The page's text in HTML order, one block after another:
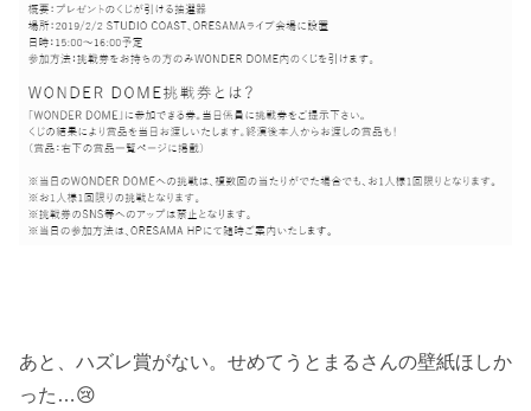
あと、ハズレ賞がない。せめてうとまるさんの壁紙ほしか
った…😢